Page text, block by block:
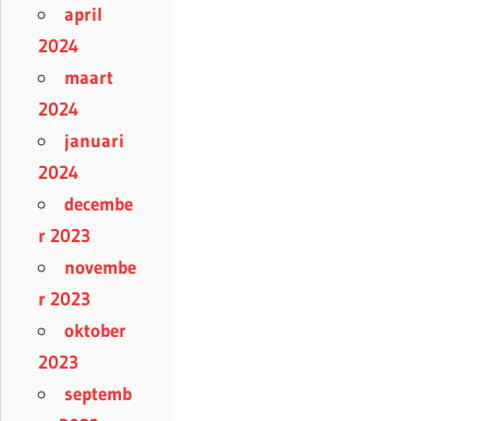
april
2024
maart
2024
januari
2024
decembe
r 2023
novembe
r 2023
oktober
2023
septemb